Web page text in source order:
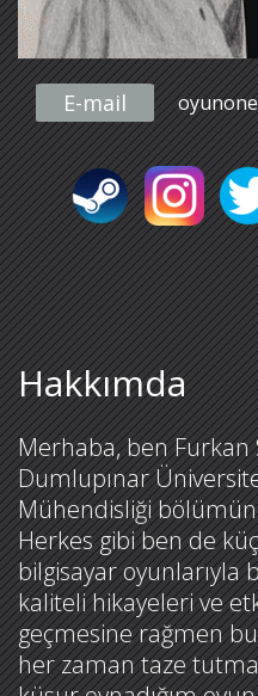
E-mail
Hakkımda
Merhaba, ben Furkan
Dumlupınar
Mühendisliği
Herkes gibi ben de
bilgisayar oyunlarıyla
kaliteli hikayeleri ve
geçmesine rağmen
her zaman taze